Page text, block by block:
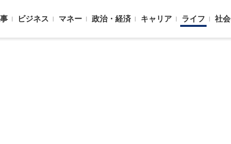
ビジネス マネー 政治・経済 キャリア ライフ 社会